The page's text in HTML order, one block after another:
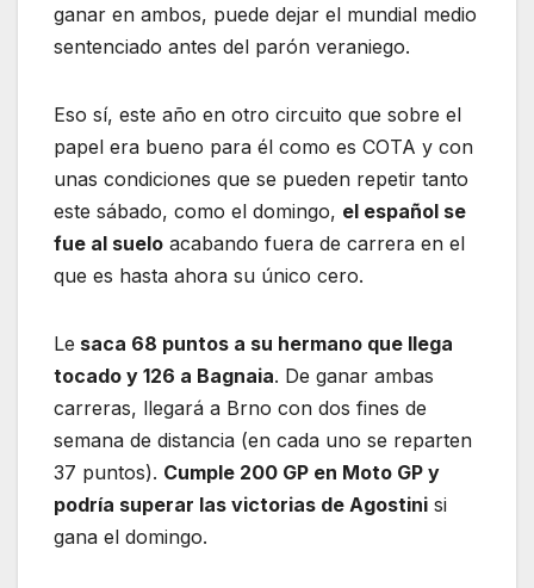
ganar en ambos, puede dejar el mundial medio
sentenciado antes del parón veraniego.
Eso sí, este año en otro circuito que sobre el
papel era bueno para él como es COTA y con
unas condiciones que se pueden repetir tanto
este sábado, como el domingo, el español se
fue al suelo acabando fuera de carrera en el
que es hasta ahora su único cero.
Le saca 68 puntos a su hermano que llega
tocado y 126 a Bagnaia. De ganar ambas
carreras, llegará a Brno con dos fines de
semana de distancia (en cada uno se reparten
37 puntos). Cumple 200 GP en Moto GP y
podría superar las victorias de Agostini si
gana el domingo.